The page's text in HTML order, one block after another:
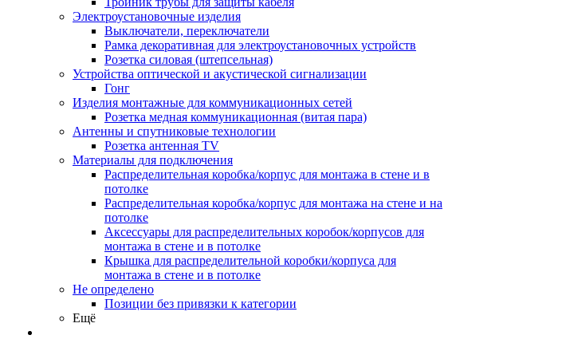
Электроустановочные изделия
Выключатели, переключатели
Рамка декоративная для электроустановочных устройств
Розетка силовая (штепсельная)
Устройства оптической и акустической сигнализации
Гонг
Изделия монтажные для коммуникационных сетей
Розетка медная коммуникационная (витая пара)
Антенны и спутниковые технологии
Розетка антенная TV
Материалы для подключения
Распределительная коробка/корпус для монтажа в стене и в
потолке
Распределительная коробка/корпус для монтажа на стене и на
потолке
Аксессуары для распределительных коробок/корпусов для
монтажа в стене и в потолке
Крышка для распределительной коробки/корпуса для
монтажа в стене и в потолке
Не определено
Позиции без привязки к категории
Ещё